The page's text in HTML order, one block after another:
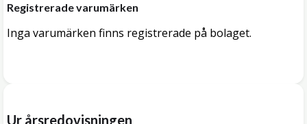
Registrerade varumärken
Inga varumärken finns registrerade på bolaget.
Ur årsredovisningen